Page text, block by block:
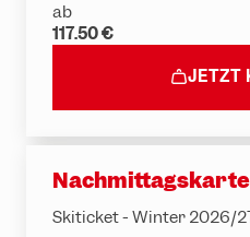
ab
117.50 €
JETZT
Nachmittagskarte
Skiticket - Winter 2026/